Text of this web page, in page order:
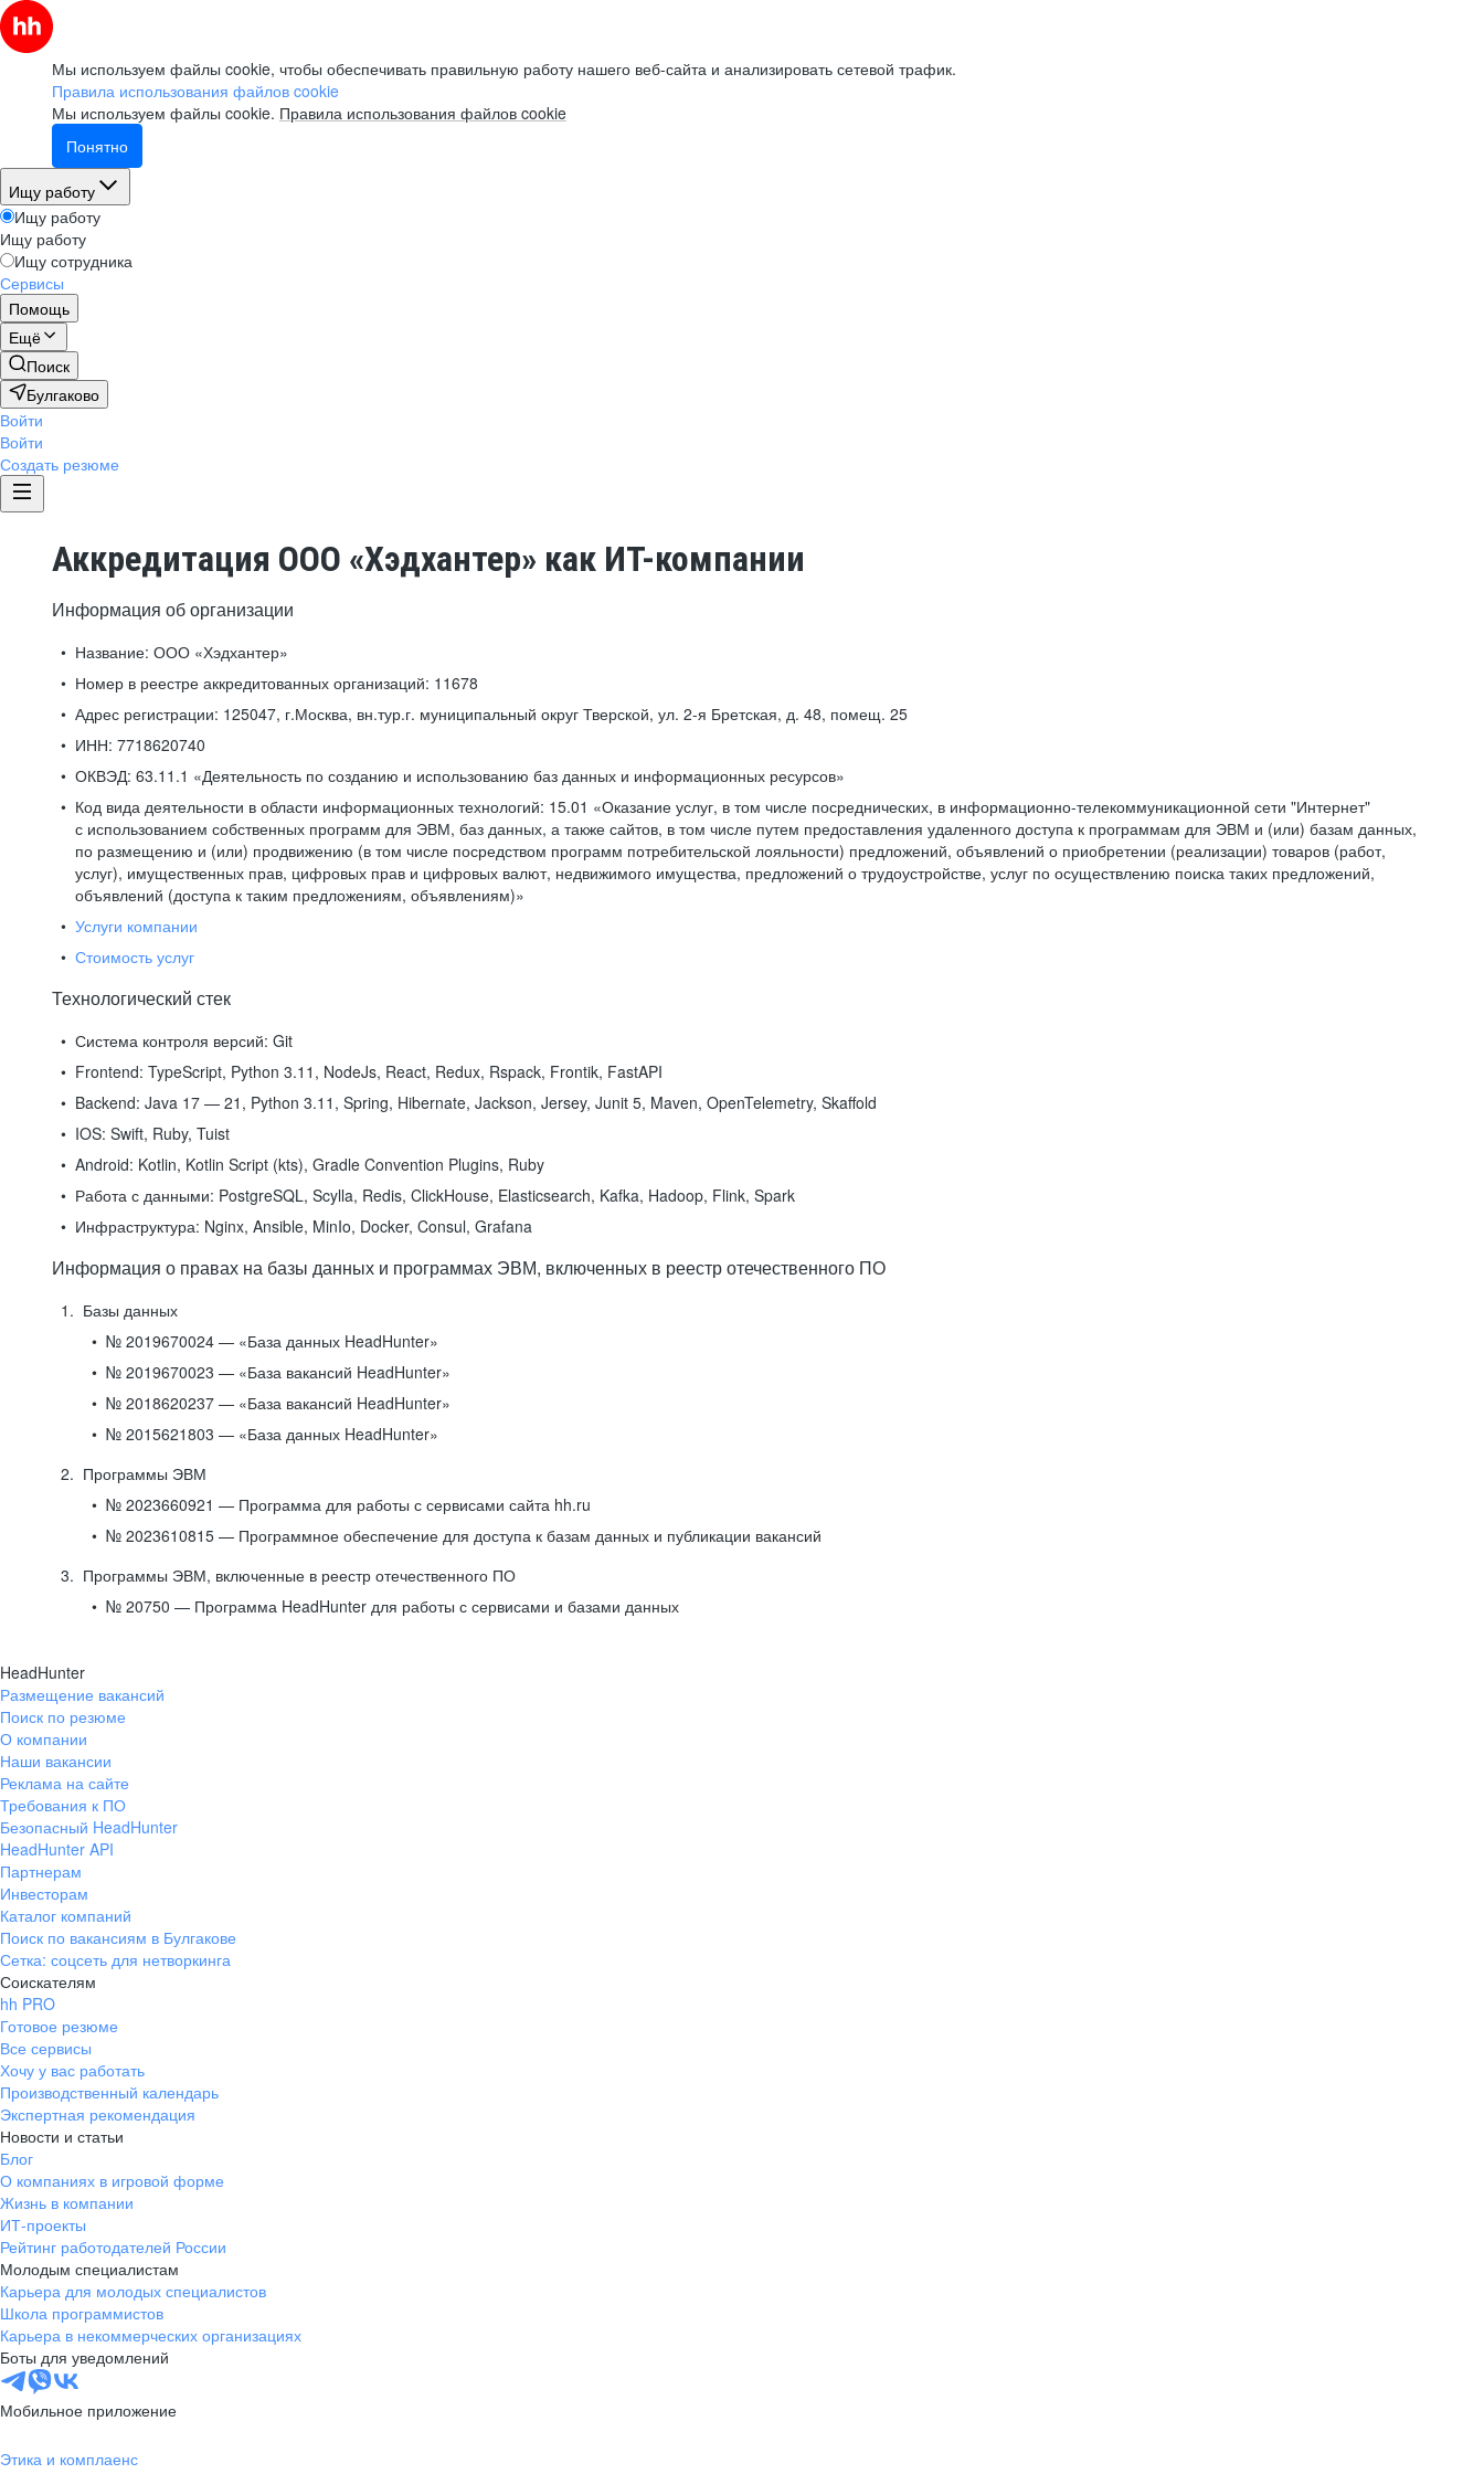
Мы используем файлы cookie, чтобы обеспечивать правильную работу нашего веб-сайта и анализировать сетевой трафик.
Правила использования файлов cookie
Мы используем файлы cookie. Правила использования файлов cookie
Понятно
Ищу работу
Ищу работу
Ищу работу
Ищу сотрудника
Сервисы
Помощь
Ещё
Поиск
Булгаково
Войти
Войти
Создать резюме
Аккредитация ООО «Хэдхантер» как ИТ-компании
Информация об организации
Название: ООО «Хэдхантер»
Номер в реестре аккредитованных организаций: 11678
Адрес регистрации: 125047, г.Москва, вн.тур.г. муниципальный округ Тверской, ул. 2-я Бретская, д. 48, помещ. 25
ИНН: 7718620740
ОКВЭД: 63.11.1 «Деятельность по созданию и использованию баз данных и информационных ресурсов»
Код вида деятельности в области информационных технологий: 15.01 «Оказание услуг, в том числе посреднических, в информационно-телекоммуникационной сети "Интернет"
с использованием собственных программ для ЭВМ, баз данных, а также сайтов, в том числе путем предоставления удаленного доступа к программам для ЭВМ и (или) базам данных,
по размещению и (или) продвижению (в том числе посредством программ потребительской лояльности) предложений, объявлений о приобретении (реализации) товаров (работ,
услуг), имущественных прав, цифровых прав и цифровых валют, недвижимого имущества, предложений о трудоустройстве, услуг по осуществлению поиска таких предложений,
объявлений (доступа к таким предложениям, объявлениям)»
Услуги компании
Стоимость услуг
Технологический стек
Система контроля версий: Git
Frontend: TypeScript, Python 3.11, NodeJs, React, Redux, Rspack, Frontik, FastAPI
Backend: Java 17 — 21, Python 3.11, Spring, Hibernate, Jackson, Jersey, Junit 5, Maven, OpenTelemetry, Skaffold
IOS: Swift, Ruby, Tuist
Android: Kotlin, Kotlin Script (kts), Gradle Convention Plugins, Ruby
Работа с данными: PostgreSQL, Scylla, Redis, ClickHouse, Elasticsearch, Kafka, Hadoop, Flink, Spark
Инфраструктура: Nginx, Ansible, MinIo, Docker, Consul, Grafana
Информация о правах на базы данных и программах ЭВМ, включенных в реестр отечественного ПО
Базы данных
№ 2019670024 — «База данных HeadHunter»
№ 2019670023 — «База вакансий HeadHunter»
№ 2018620237 — «База вакансий HeadHunter»
№ 2015621803 — «База данных HeadHunter»
Программы ЭВМ
№ 2023660921 — Программа для работы с сервисами сайта hh.ru
№ 2023610815 — Программное обеспечение для доступа к базам данных и публикации вакансий
Программы ЭВМ, включенные в реестр отечественного ПО
№ 20750 — Программа HeadHunter для работы с сервисами и базами данных
HeadHunter
Размещение вакансий
Поиск по резюме
О компании
Наши вакансии
Реклама на сайте
Требования к ПО
Безопасный HeadHunter
HeadHunter API
Партнерам
Инвесторам
Каталог компаний
Поиск по вакансиям в Булгакове
Сетка: соцсеть для нетворкинга
Соискателям
hh PRO
Готовое резюме
Все сервисы
Хочу у вас работать
Производственный календарь
Экспертная рекомендация
Новости и статьи
Блог
О компаниях в игровой форме
Жизнь в компании
ИТ-проекты
Рейтинг работодателей России
Молодым специалистам
Карьера для молодых специалистов
Школа программистов
Карьера в некоммерческих организациях
Боты для уведомлений
Мобильное приложение
Этика и комплаенс